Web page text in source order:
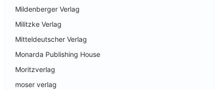
Mildenberger Verlag
Militzke Verlag
Mitteldeutscher Verlag
Monarda Publishing House
Moritzverlag
moser verlag